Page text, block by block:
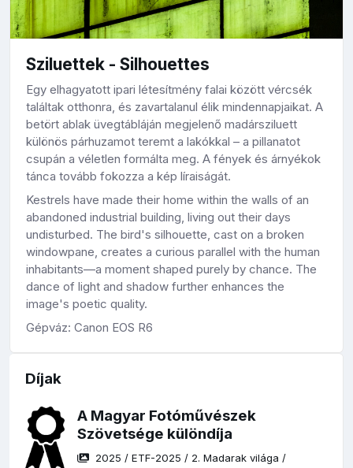
Sziluettek - Silhouettes
Egy elhagyatott ipari létesítmény falai között vércsék
találtak otthonra, és zavartalanul élik mindennapjaikat. A
betört ablak üvegtábláján megjelenő madársziluett
különös párhuzamot teremt a lakókkal – a pillanatot
csupán a véletlen formálta meg. A fények és árnyékok
tánca tovább fokozza a kép líraiságát.
Kestrels have made their home within the walls of an
abandoned industrial building, living out their days
undisturbed. The bird's silhouette, cast on a broken
windowpane, creates a curious parallel with the human
inhabitants—a moment shaped purely by chance. The
dance of light and shadow further enhances the
image's poetic quality.
Gépváz: Canon EOS R6
Díjak
A Magyar Fotóművészek
Szövetsége különdíja
2025 /ETF-2025 / 2. Madarak világa /